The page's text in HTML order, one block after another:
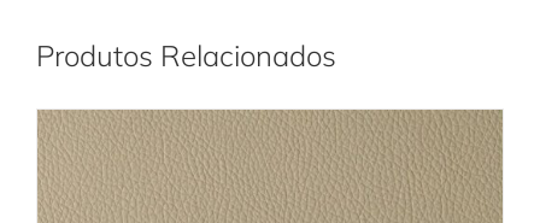
Produtos Relacionados